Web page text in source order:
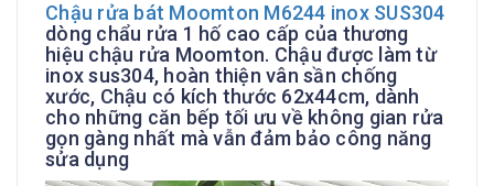
Chậu rửa bát Moomton M6244 inox SUS304
dòng chẩu rửa 1 hố cao cấp của thương
hiệu chậu rửa Moomton. Chậu được làm từ
inox sus304, hoàn thiện vân sần chống
xước, Chậu có kích thước 62x44cm, dành
cho những căn bếp tối ưu về không gian rửa
gọn gàng nhất mà vẫn đảm bảo công năng
sửa dụng